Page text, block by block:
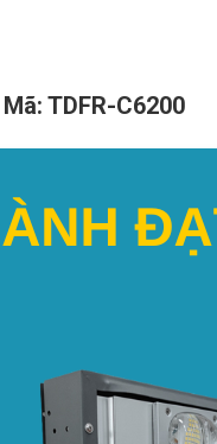
TDFR-C6200